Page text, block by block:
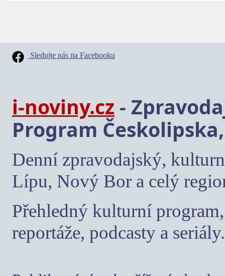
Sledujte nás na Facebooku
i-noviny.cz -
Program
Denní zpravodajský,
Lípu, Nový Bor a celý
Přehledný kulturní
reportáže, podcasty a seriály.